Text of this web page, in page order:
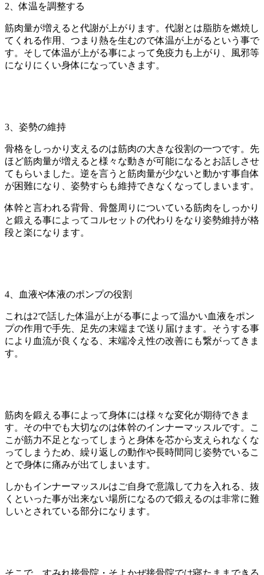
2 、体温を調整する
筋肉量が増えると代謝が上がります。代謝とは脂肪を燃焼し
てくれる作用、つまり熱を生むので体温が上がるという事で
す。そして体温が上がる事によって免疫力も上がり、風邪等
になりにくい身体になっていきます。
3 、姿勢の維持
骨格をしっかり支えるのは筋肉の大きな役割の一つです。先
ほど筋肉量が増えると様々な動きが可能になるとお話しさせ
てもらいました。逆を言うと筋肉量が少ないと動かす事自体
が困難になり、姿勢すらも維持できなくなってしまいます。
体幹と言われる背骨、骨盤周りについている筋肉をしっかり
と鍛える事によってコルセットの代わりをなり姿勢維持が格
段と楽になります。
4 、血液や体液のポンプの役割
これは2で話した体温が上がる事によって温かい血液をポン
プの作用で手先、足先の末端まで送り届けます。そうする事
により血流が良くなる、末端冷え性の改善にも繋がってきま
す。
筋肉を鍛える事によって身体には様々な変化が期待できま
す。その中でも大切なのは体幹のインナーマッスルです。こ
こが筋力不足となってしまうと身体を芯から支えられなくな
ってしまうため、繰り返しの動作や長時間同じ姿勢でいるこ
とで身体に痛みが出てしまいます。
しかもインナーマッスルはご自身で意識して力を入れる、抜
くといった事が出来ない場所になるので鍛えるのは非常に難
しいとされている部分になります。
そこで、すみれ接骨院・そよかぜ接骨院では寝たままできる